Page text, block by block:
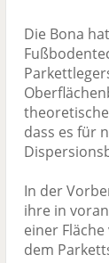
Die Bona
dass es für
In der
ihre in
einer
dem